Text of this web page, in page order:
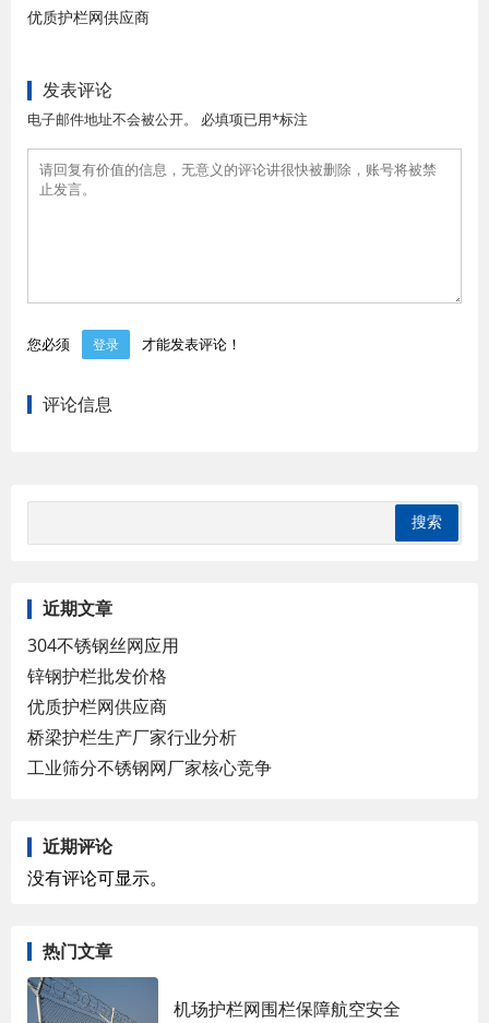
优质护栏网供应商
发表评论
电子邮件地址不会被公开。 必填项已用*标注
您必须 登录 才能发表评论！
评论信息
近期文章
304不锈钢丝网应用
锌钢护栏批发价格
优质护栏网供应商
桥梁护栏生产厂家行业分析
工业筛分不锈钢网厂家核心竞争
近期评论
没有评论可显示。
热门文章
机场护栏网围栏保障航空安全